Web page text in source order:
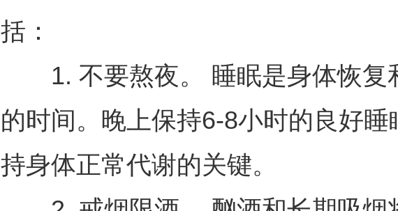
括：
1. 不要熬夜。 睡眠是身体恢复
的时间。晚上保持6-8小时的良好睡
持身体正常代谢的关键。